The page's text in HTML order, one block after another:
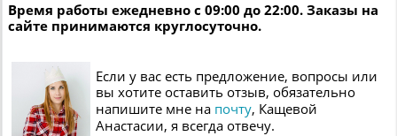
Время работы ежедневно с 09:00 до 22:00. Заказы на
сайте принимаются круглосуточно.
Если у вас есть предложение, вопросы или
вы хотите оставить отзыв, обязательно
напишите мне на почту, Кащевой
Анастасии, я всегда отвечу.